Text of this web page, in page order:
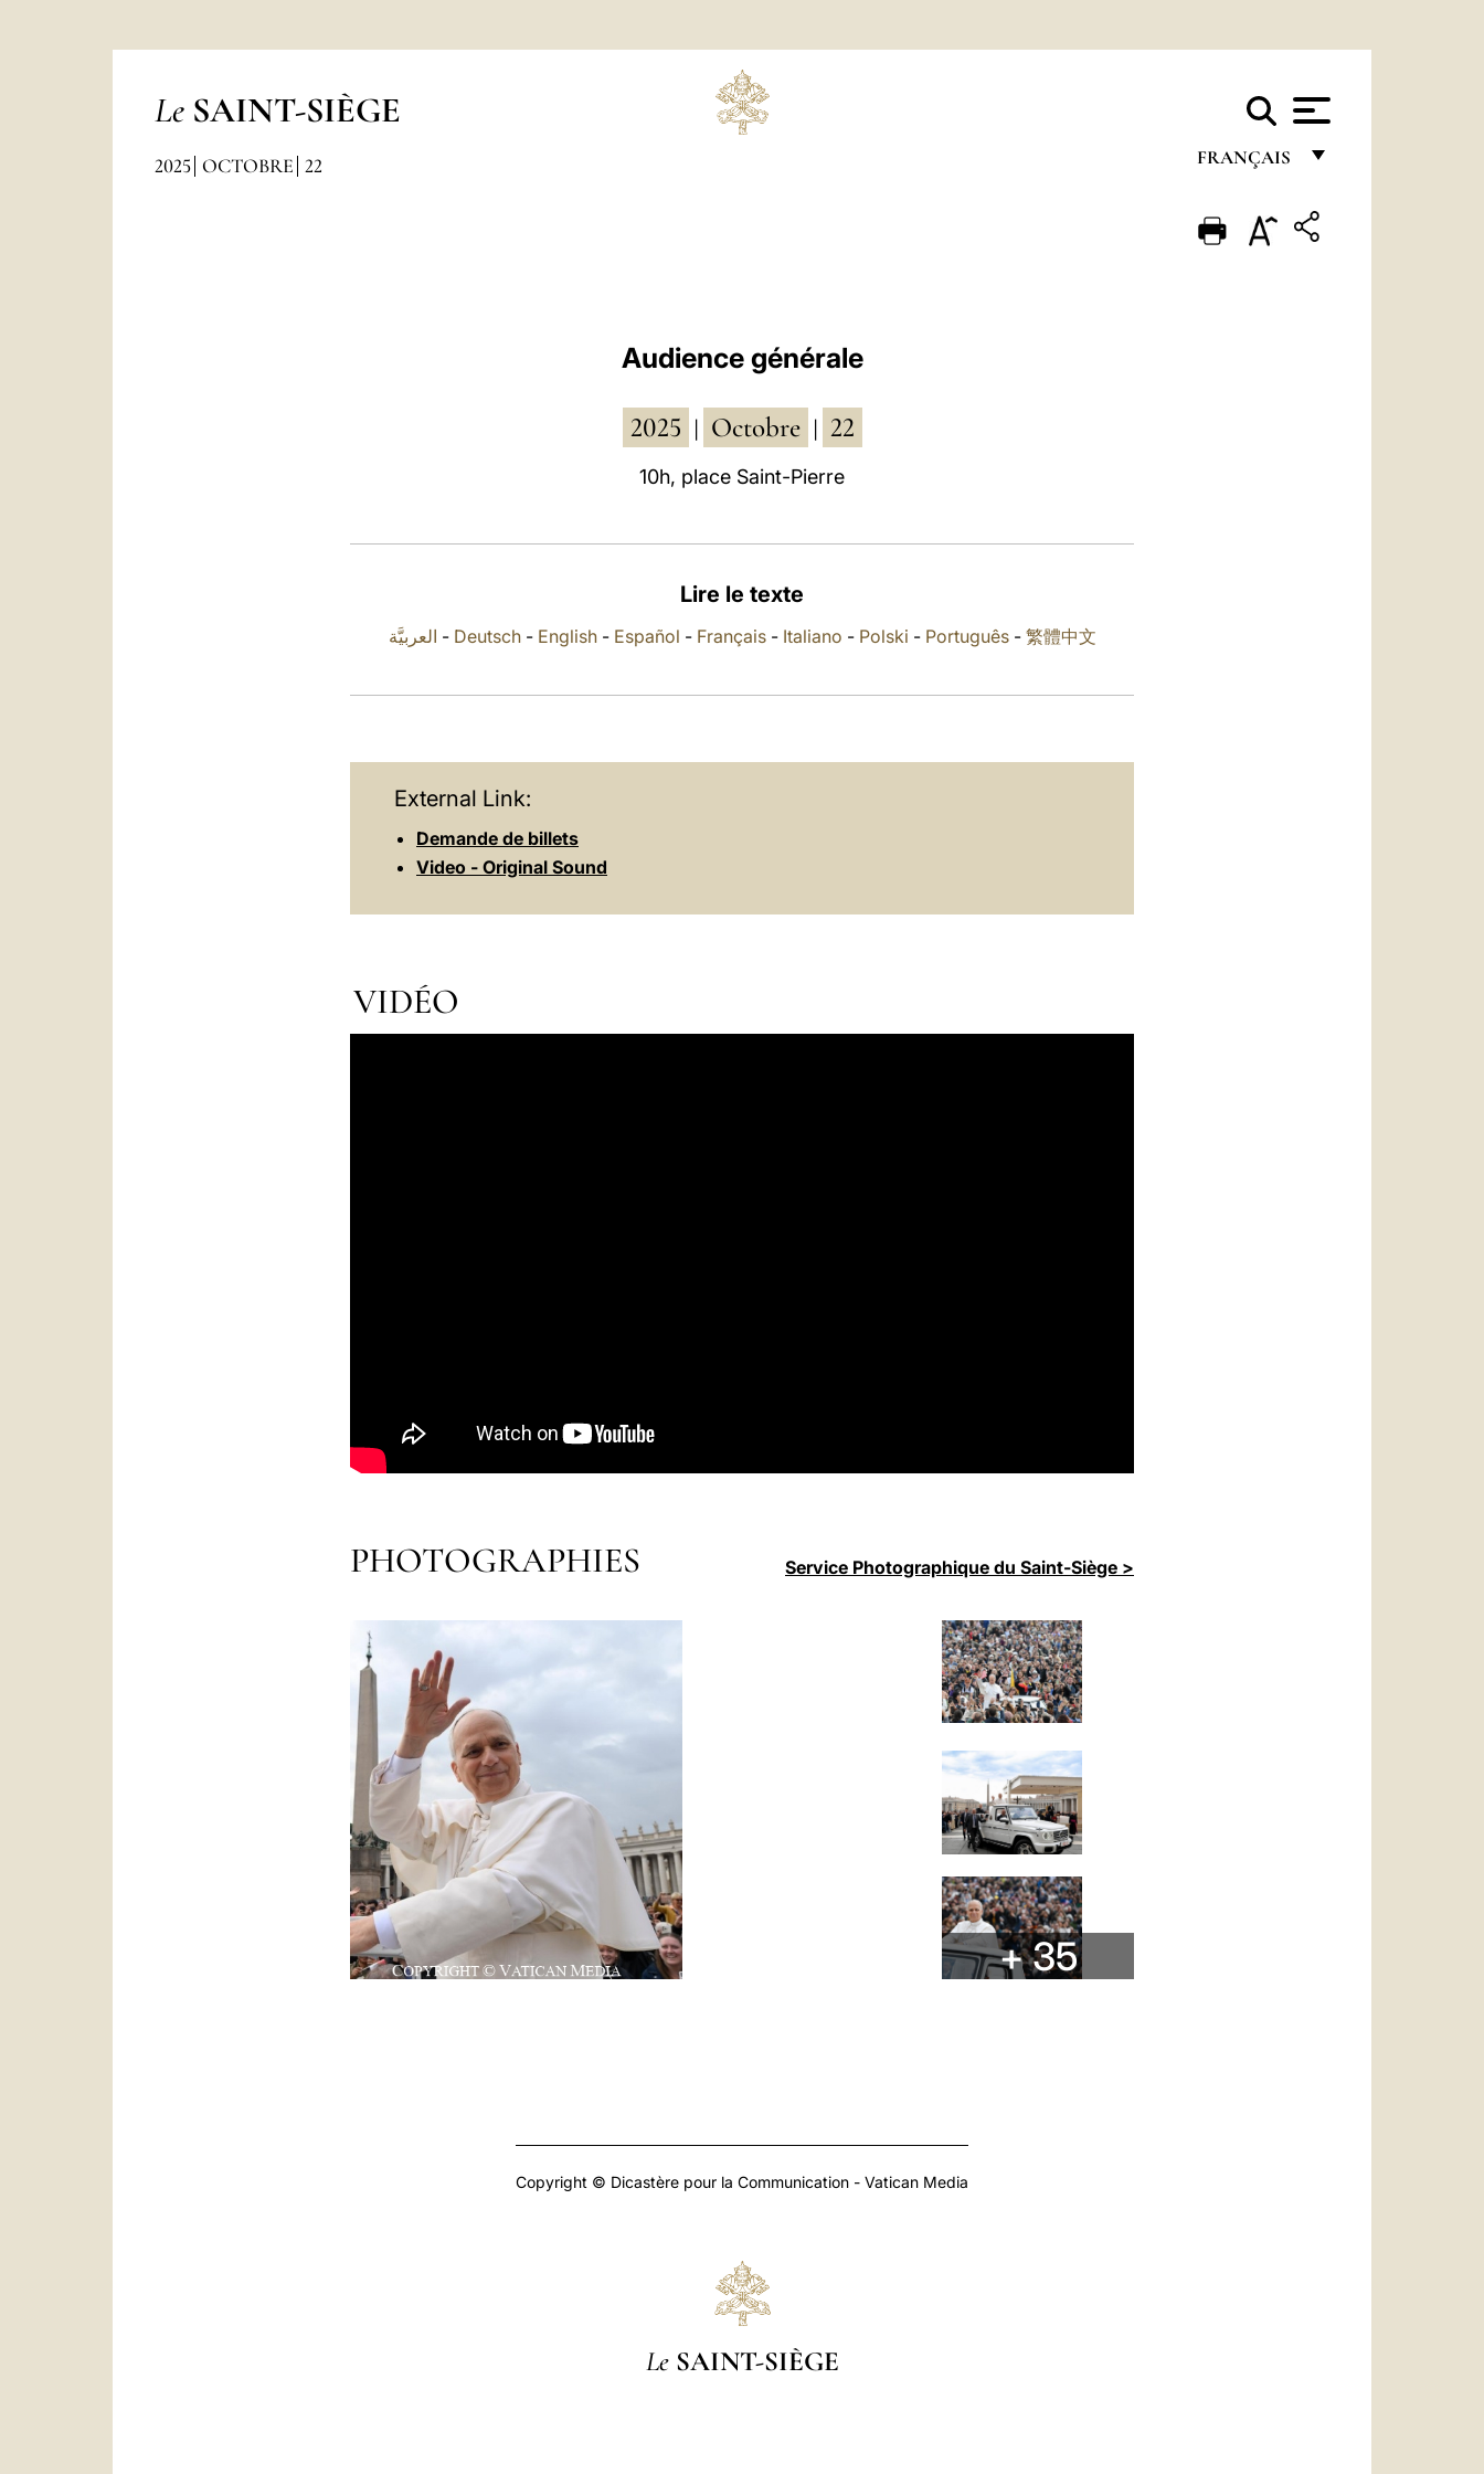
Le SAINT-SIÈGE
FRANÇAIS
ENGLISH
2025 OCTOBRE 22
Audience générale
2025 Octobre 22
10h, place Saint-Pierre
Lire le texte
العربيَّة - Deutsch- English- Español - Français- Italiano - Polski - Português- 繁體中文
External Link:
Demande de billets
Video - Original Sound
VIDÉO
PHOTOGRAPHIES Service Photographique du Saint-Siège >
+ 35
Copyright © Dicastère pour la Communication - Vatican Media
Le SAINT-SIÈGE